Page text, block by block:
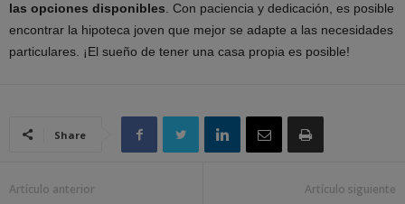
las opciones disponibles. Con paciencia y dedicación, es posible
encontrar la hipoteca joven que mejor se adapte a las necesidades
particulares. ¡El sueño de tener una casa propia es posible!
Share
Artículo anterior Artículo siguiente